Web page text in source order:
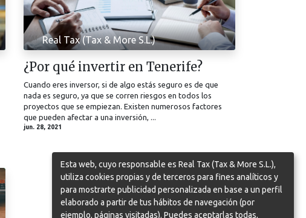
Real Tax (Tax & More S.L.)
¿Por qué invertir en Tenerife?
Cuando eres inversor, si de algo estás seguro es de que
nada es seguro, ya que se corren riesgos en todos los
proyectos que se empiezan. Existen numerosos factores
que pueden afectar a una inversión, ...
jun. 28, 2021
Esta web, cuyo responsable es Real Tax (Tax & More S.L.),
utiliza cookies propias y de terceros para fines analíticos y
para mostrarte publicidad personalizada en base a un perfil
elaborado a partir de tus hábitos de navegación (por
ejemplo, páginas visitadas). Puedes aceptarlas todas,